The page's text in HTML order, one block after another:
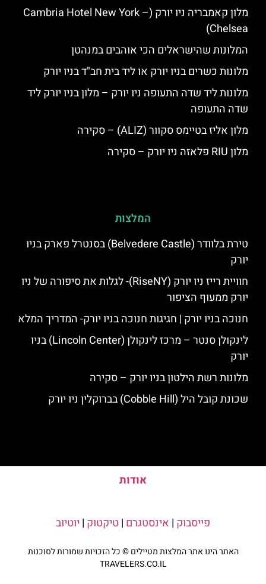
מלון קאמבריה ניו יורק (Cambria Hotel New York –
Chelsea)
המלונות שהישראלים הכי אוהבים במנהטן
מלונות כשרים בניו יורק או ליד בית חב"ד בניו יורק
מלונות ליד שדה התעופה ניו יורק – מלון בניו יורק ליד
שדה התעופה
מלון אליז בטיימס סקוור (ALIZ) – סקירה
מלון RIU פלאזה ניו יורק – סקירה
המלצות
טירת בלוודר (Belvedere Castle) בסנטרל פארק בניו
יורק
חוויית רייז ניו יורק (RiseNY)- לגלות את סיפורה של ניו
יורק ממעוף הציפור
חנוכה בניו יורק | חגיגות חנוכה בניו יורק- המדריך המלא
לינקולן סנטר – מרכז לינקולן (Lincoln Center) בניו
יורק
מלונות רשת הילטון בניו יורק – סקירה
שכונת קובל היל (Cobble Hill) בברוקלין ניו יורק
אודות
פייסבוק | אינסטגרם | טיקטוק | יוטיוב
האתר הינו אתר המלצות מטיילים © כל הזכויות שמורות לסוכנות
TRAVELERS.CO.IL